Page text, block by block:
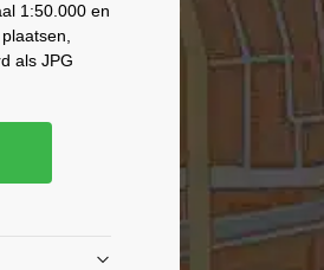
1:50.000 en
als JPG